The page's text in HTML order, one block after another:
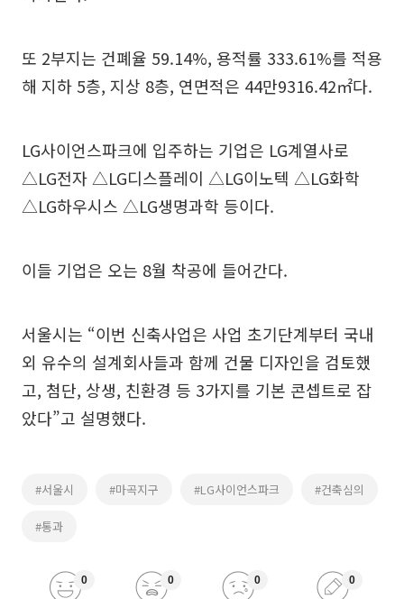
또 2부지는 건폐율 59.14%, 용적률 333.61%를 적용
해 지하 5층, 지상 8층, 연면적은 44만9316.42㎡다.
LG사이언스파크에 입주하는 기업은 LG계열사로
△LG전자 △LG디스플레이 △LG이노텍 △LG화학
△LG하우시스 △LG생명과학 등이다.
이들 기업은 오는 8월 착공에 들어간다.
서울시는 “이번 신축사업은 사업 초기단계부터 국내
외 유수의 설계회사들과 함께 건물 디자인을 검토했
고, 첨단, 상생, 친환경 등 3가지를 기본 콘셉트로 잡
았다”고 설명했다.
#서울시 #마곡지구 #LG사이언스파크 #건축심의
#통과
0 0 0 0